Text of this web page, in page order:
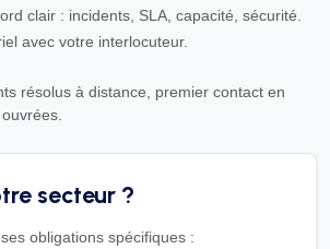
clair : incidents, SLA, capacité, sécurité.
avec votre interlocuteur.
résolus à distance, premier contact en
secteur ?
obligations spécifiques :